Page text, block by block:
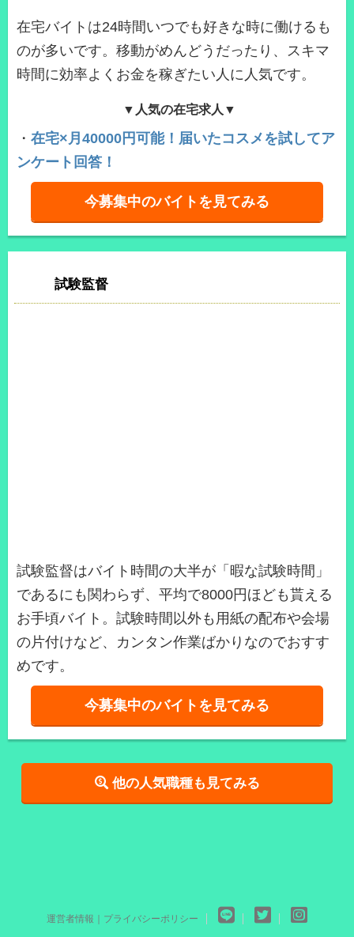
在宅バイトは24時間いつでも好きな時に働けるも
のが多いです。移動がめんどうだったり、スキマ
時間に効率よくお金を稼ぎたい人に人気です。
▼人気の在宅求人▼
・ 在宅×月40000円可能！届いたコスメを試してア
ンケート回答！
今募集中のバイトを見てみる
試験監督
試験監督はバイト時間の大半が「暇な試験時間」
であるにも関わらず、平均で8000円ほども貰える
お手頃バイト。試験時間以外も用紙の配布や会場
の片付けなど、カンタン作業ばかりなのでおすす
めです。
今募集中のバイトを見てみる
他の人気職種も見てみる
運営者情報｜プライバシーポリシー